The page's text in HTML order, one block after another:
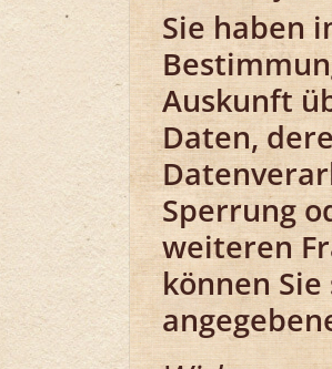
Sie haben
Auskunft
Daten,
Sperrung
weiteren
können